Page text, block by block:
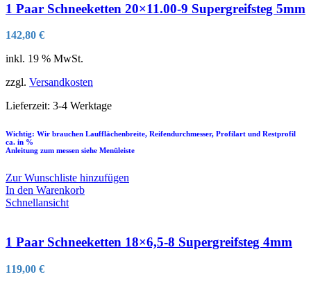
1 Paar Schneeketten 20×11.00-9 Supergreifsteg 5mm
142,80 €
inkl. 19 % MwSt.
zzgl. Versandkosten
Lieferzeit: 3-4 Werktage
Wichtig: Wir brauchen Laufflächenbreite, Reifendurchmesser, Profilart und Restprofil
ca. in %
Anleitung zum messen siehe Menüleiste
Zur Wunschliste hinzufügen
In den Warenkorb
Schnellansicht
1 Paar Schneeketten 18×6,5-8 Supergreifsteg 4mm
119,00 €